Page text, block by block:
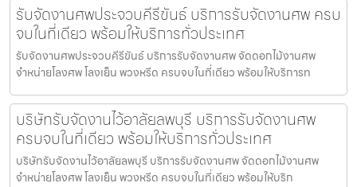
รับจัดงานศพประจวบคีรีขันธ์ บริการรับจัดงานศพ ครบ
จบในที่เดียว พร้อมให้บริการทั่วประเทศ
รับจัดงานศพประจวบคีรีขันธ์ บริการรับจัดงานศพ จัดดอกไม้งานศพ
จำหน่ายโลงศพ โลงเย็น พวงหรีด ครบจบในที่เดียว พร้อมให้บริการท
บริษัทรับจัดงานไว้อาลัยลพบุรี บริการรับจัดงานศพ
ครบจบในที่เดียว พร้อมให้บริการทั่วประเทศ
บริษัทรับจัดงานไว้อาลัยลพบุรี บริการรับจัดงานศพ จัดดอกไม้งานศพ
จำหน่ายโลงศพ โลงเย็น พวงหรีด ครบจบในที่เดียว พร้อมให้บริก